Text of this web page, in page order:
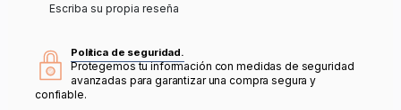
Escriba su propia reseña
Política de seguridad.
Protegemos tu información con medidas de seguridad
avanzadas para garantizar una compra segura y
confiable.